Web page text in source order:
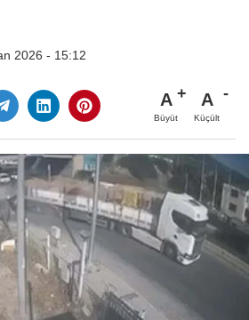
2026 - 15:12
A
Büyüt
A
Küçült